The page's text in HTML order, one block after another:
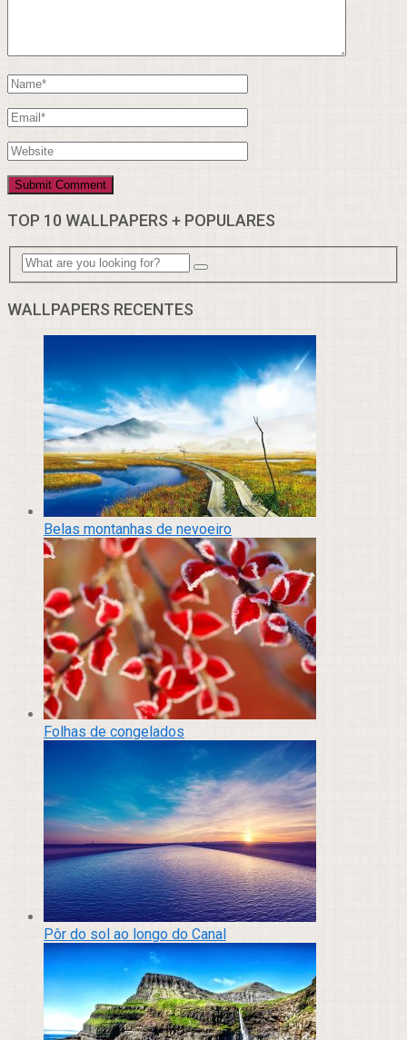
TOP 10 WALLPAPERS + POPULARES
WALLPAPERS RECENTES
Belas montanhas de nevoeiro
Folhas de congelados
Pôr do sol ao longo do Canal